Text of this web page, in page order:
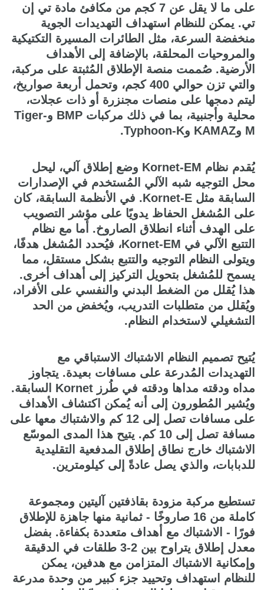
على ما لا يقل عن 7 كجم من مكافئ مادة تي إن
تي. يمكن للنظام استهداف التهديدات الجوية
منخفضة السرعة، مثل الطائرات المسيرة التكتيكية
والمروحيات المحلقة، بالإضافة إلى الأهداف
الأرضية. صُممت منصة الإطلاق المُثبتة على مركبة،
والتي تزن حوالي 400 كجم، وتحمل أربعة صواريخ،
ليتم دمجها على منصات مجنزرة أو ذات عجلات،
محلية وأجنبية، بما في ذلك مركبات BMP وTiger-
M وKAMAZ وTyphoon-K.
يُقدم نظام Kornet-EM وضع إطلاق آلي، ليحل
محل التوجيه شبه الآلي المُستخدم في الإصدارات
السابقة مثل Kornet-E. في الأنظمة السابقة، كان
على المُشغل الحفاظ يدويًا على مؤشر التصويب
على الهدف أثناء انطلاق الصاروخ. أما مع نظام
التتبع الآلي في Kornet-EM، فيُحدد المُشغل هدفًا،
ويتولى النظام التوجيه والتتبع بشكل مستقل، مما
يسمح للمُشغل بتحويل التركيز إلى أهداف أخرى.
هذا يُقلل من الضغط البدني والنفسي على الأفراد،
ويُقلل من متطلبات التدريب، ويُخفض من الحد
التشغيلي لاستخدام النظام.
يُتيح تصميم النظام الاشتباك الاستباقي مع
التهديدات المُدرعة على مسافات بعيدة. يتجاوز
مداه ودقته مداها ودقته في طُرز Kornet السابقة.
ويُشير المُطورون إلى أنه يُمكن اكتشاف الأهداف
على مسافات تصل إلى 12 كم والاشتباك معها على
مسافة تصل إلى 10 كم. يتيح هذا المدى الموسّع
الاشتباك خارج نطاق إطلاق المدفعية التقليدية
للدبابات، والذي يصل عادةً إلى كيلومترين.
تستطيع مركبة مزودة بقاذفتين آليتين ومجموعة
كاملة من 16 صاروخًا - ثمانية منها جاهزة للإطلاق
فورًا - الاشتباك مع أهداف متعددة بكفاءة. بفضل
معدل إطلاق يتراوح بين 2-3 طلقات في الدقيقة
وإمكانية الاشتباك المتزامن مع هدفين، يمكن
للنظام استهداف وتحييد جزء كبير من وحدة مدرعة